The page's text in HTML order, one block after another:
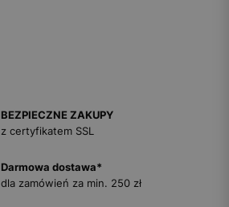
BEZPIECZNE ZAKUPY
z certyfikatem SSL
Darmowa dostawa*
dla zamówień za min. 250 zł